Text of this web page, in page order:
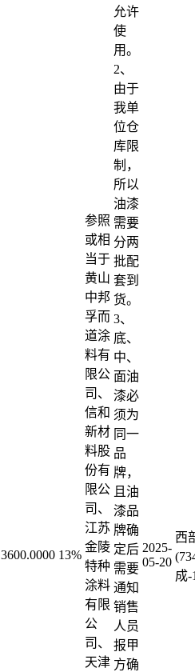
3600.0000 13%
参照
或相
当于
黄山
中邦
孚而
道涂
料有
限公
司、
信和
新材
料股
份有
限公
司、
江苏
金陵
特种
涂料
有限
公
司、
天津
允许
使
用。
2、
由于
我单
位仓
库限
制，
所以
油漆
需要
分两
批配
套到
货。
3、
底、
中、
面油
漆必
须为
同一
品
牌，
且油
漆品
牌确
定后
需要
通知
销售
人员
报甲
方确
2025-
05-20
西
成-